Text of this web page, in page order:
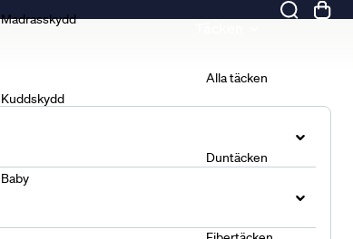
Madrasskydd
Kuddskydd
Baby
Alla täcken
Duntäcken